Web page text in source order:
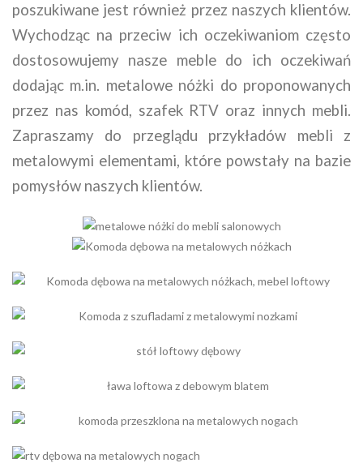
poszukiwane jest również przez naszych klientów.
Wychodząc na przeciw ich oczekiwaniom często
dostosowujemy nasze meble do ich oczekiwań
dodając m.in. metalowe nóżki do proponowanych
przez nas komód, szafek RTV oraz innych mebli.
Zapraszamy do przeglądu przykładów mebli z
metalowymi elementami, które powstały na bazie
pomysłów naszych klientów.